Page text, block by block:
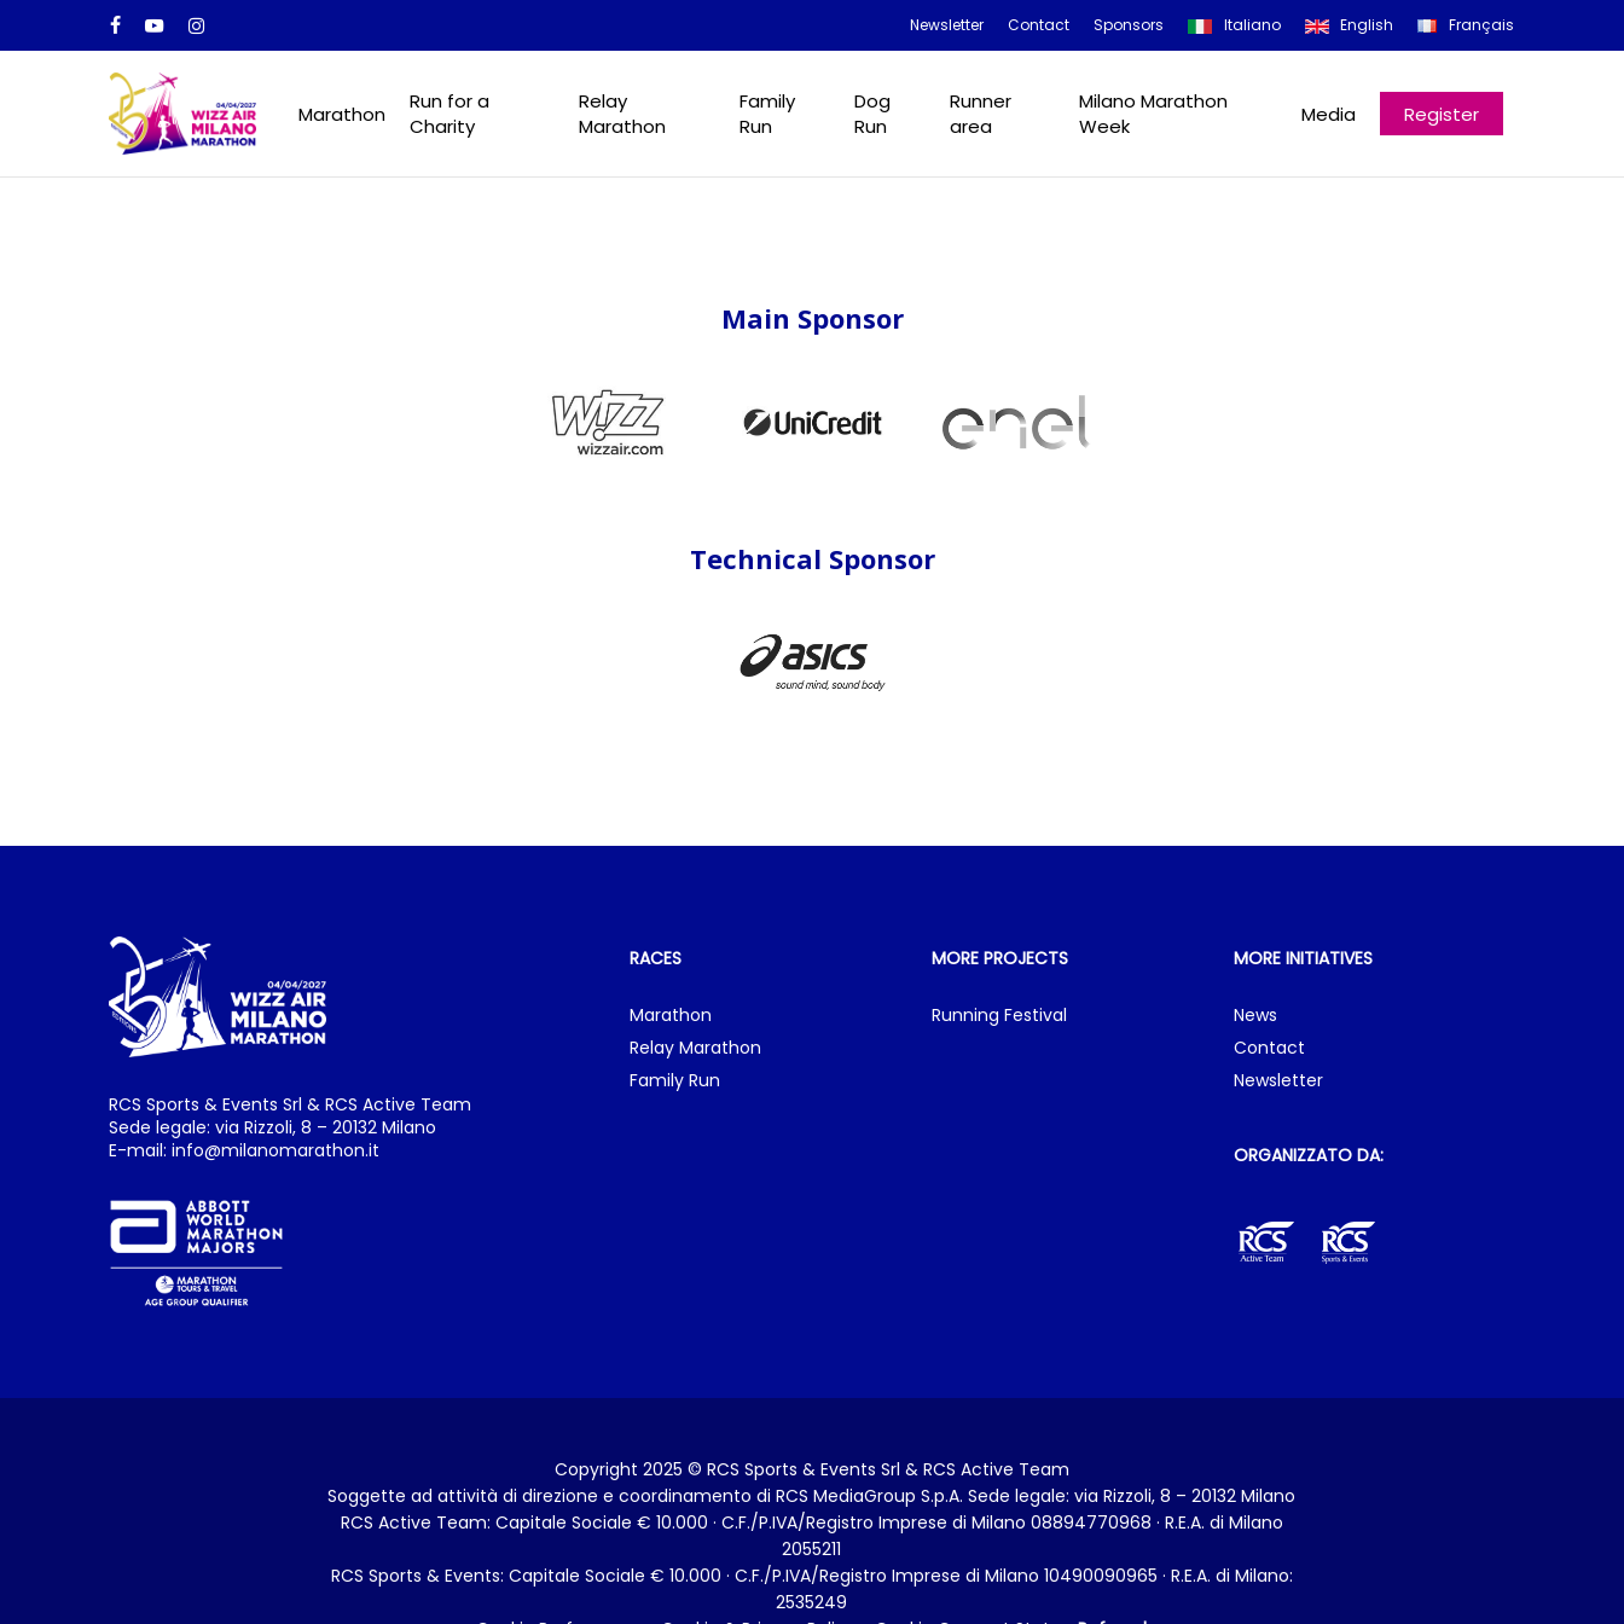
to
facebookyoutubeinstagram
Newsletter Contact Sponsors Italiano English Français
Marathon
Run for a
Charity
Relay
Marathon
Family
Run
Dog
Run
Runner
area
Milano Marathon
Week
Media Register
Main Sponsor
Technical Sponsor
RCS Sports & Events Srl & RCS Active Team
Sede legale: via Rizzoli, 8 – 20132 Milano
E-mail: info@milanomarathon.it
RACES
Marathon
Relay Marathon
Family Run
MORE PROJECTS
Running Festival
MORE INITIATIVES
News
Contact
Newsletter
ORGANIZZATO DA:
Copyright 2025 © RCS Sports & Events Srl & RCS Active Team
Soggette ad attività di direzione e coordinamento di RCS MediaGroup S.p.A. Sede legale: via Rizzoli, 8 – 20132 Milano
RCS Active Team: Capitale Sociale € 10.000 · C.F./P.IVA/Registro Imprese di Milano 08894770968 · R.E.A. di Milano
2055211
RCS Sports & Events: Capitale Sociale € 10.000 · C.F./P.IVA/Registro Imprese di Milano 10490090965 · R.E.A. di Milano:
2535249